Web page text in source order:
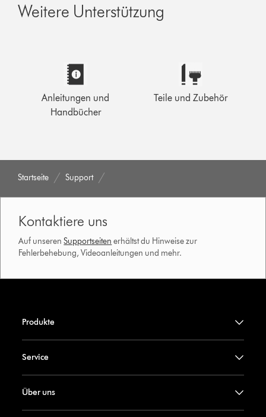
Weitere Unterstützung
Anleitungen und
Handbücher
Teile und Zubehör
Startseite Support
Kontaktiere uns
Auf unserenSupportseiten erhältst du Hinweise zur
Fehlerbehebung, Videoanleitungen und mehr.
Produkte
Service
Über uns